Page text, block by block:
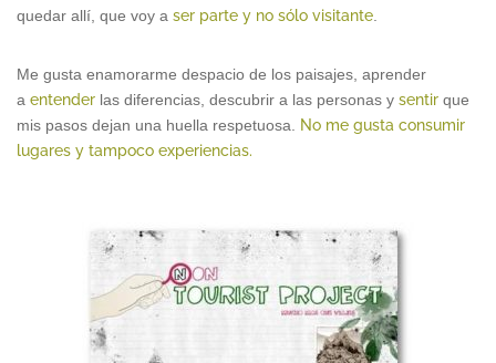
quedar allí, que voy a ser parte y no sólo visitante
Me gusta enamorarme despacio de los paisajes, aprender
a entender las diferencias, descubrir a las personas y sentir que
mis pasos dejan una huella respetuosa.
No me gusta consumir
lugares y tampoco experiencias.